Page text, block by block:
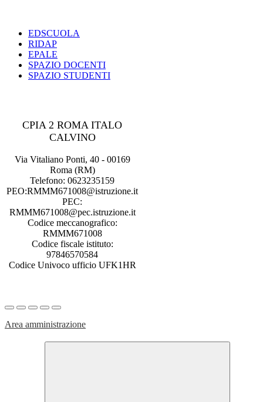
EDSCUOLA
RIDAP
EPALE
SPAZIO DOCENTI
SPAZIO STUDENTI
CPIA 2 ROMA ITALO
CALVINO
Via Vitaliano Ponti, 40 - 00169
Roma (RM)
Telefono: 0623235159
PEO:RMMM671008@istruzione.it
PEC:
RMMM671008@pec.istruzione.it
Codice meccanografico:
RMMM671008
Codice fiscale istituto:
97846570584
Codice Univoco ufficio UFK1HR
Area amministrazione